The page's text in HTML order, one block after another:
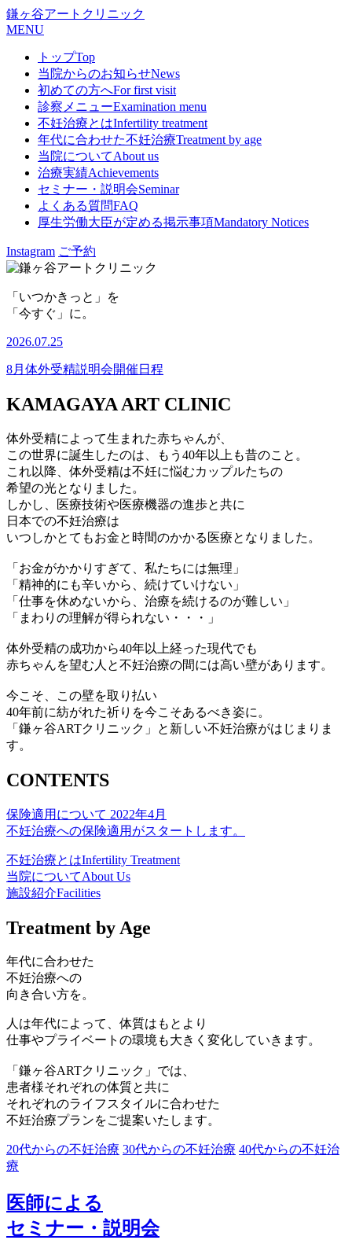
鎌ヶ谷アートクリニック
MENU
トップTop
当院からのお知らせNews
初めての方へFor first visit
診察メニューExamination menu
不妊治療とはInfertility treatment
年代に合わせた不妊治療Treatment by age
当院についてAbout us
治療実績Achievements
セミナー・説明会Seminar
よくある質問FAQ
厚生労働大臣が定める掲示事項Mandatory Notices
Instagram ご予約
「いつかきっと」を
「今すぐ」に。
2026.07.25
8月体外受精説明会開催日程
KAMAGAYA ART CLINIC
体外受精によって生まれた赤ちゃんが、
この世界に誕生したのは、もう40年以上も昔のこと。
これ以降、体外受精は不妊に悩むカップルたちの
希望の光となりました。
しかし、医療技術や医療機器の進歩と共に
日本での不妊治療は
いつしかとてもお金と時間のかかる医療となりました。
「お金がかかりすぎて、私たちには無理」
「精神的にも辛いから、続けていけない」
「仕事を休めないから、治療を続けるのが難しい」
「まわりの理解が得られない・・・」
体外受精の成功から40年以上経った現代でも
赤ちゃんを望む人と不妊治療の間には高い壁があります。
今こそ、この壁を取り払い
40年前に紡がれた祈りを今こそあるべき姿に。
「鎌ヶ谷ARTクリニック」と新しい不妊治療がはじまりま
す。
CONTENTS
保険適用について 2022年4月
不妊治療への保険適用がスタートします。
不妊治療とはInfertility Treatment
当院についてAbout Us
施設紹介Facilities
Treatment by Age
年代に合わせた
不妊治療への
向き合い方を。
人は年代によって、体質はもとより
仕事やプライベートの環境も大きく変化していきます。
「鎌ヶ谷ARTクリニック」では、
患者様それぞれの体質と共に
それぞれのライフスタイルに合わせた
不妊治療プランをご提案いたします。
20代からの不妊治療 30代からの不妊治療 40代からの不妊治
療
医師による
セミナー・説明会